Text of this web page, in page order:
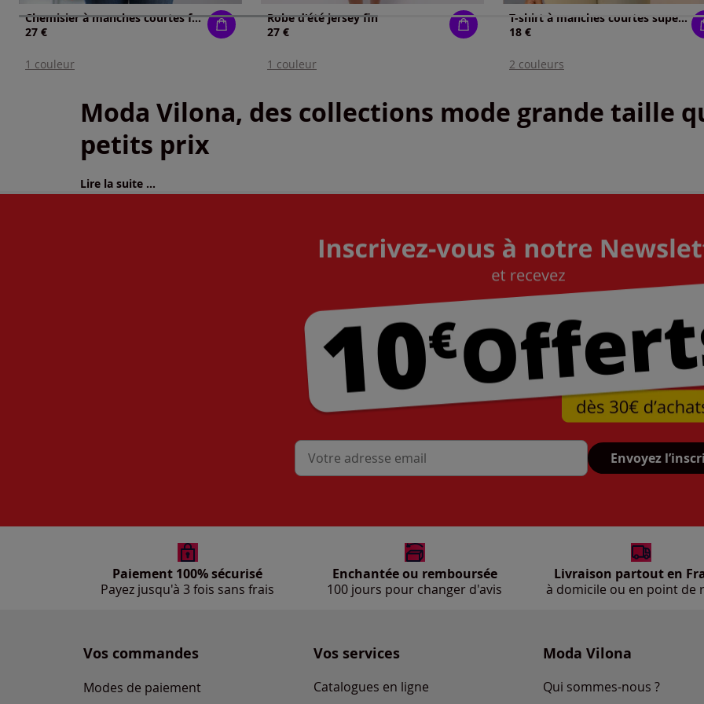
Chemisier à manches courtes fronces aux épaules
27 €
1 couleur
Robe d'été jersey fin
27 €
1 couleur
T-shirt à manches courtes superbe imprimé brillant
18 €
2 couleurs
Moda Vilona, des collections mode grande taille
petits prix
Lire la suite ...
Mon adresse mail Envoyez
Paiement 100% sécurisé
Payez jusqu'à 3 fois sans frais
Enchantée ou remboursée
100 jours pour changer d'avis
Livraison partout en
à domicile ou en point de
Vos commandes
Modes de paiement
Vos services
Catalogues en ligne
Moda Vilona
Qui sommes-nous ?